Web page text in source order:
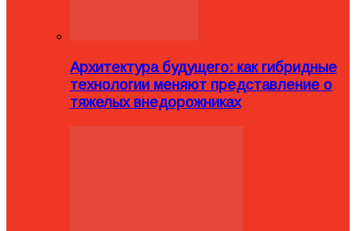
Архитектура будущего: как гибридные
технологии меняют представление о
тяжелых внедорожниках